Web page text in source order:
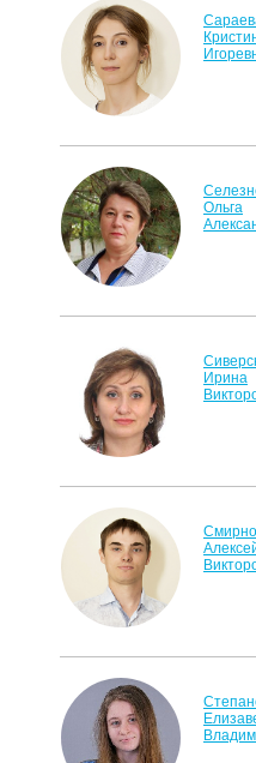
Ольга
Ирина